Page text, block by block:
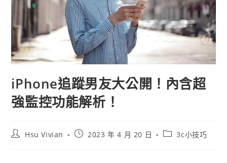
iPhone追蹤男友大公開！內含超
強監控功能解析！
Hsu Vivian 2023 年 4 月 20 日 3c小技巧